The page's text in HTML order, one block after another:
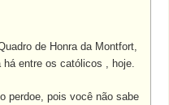
de Honra da Montfort,
há entre os católicos , hoje.
perdoe, pois você não sabe